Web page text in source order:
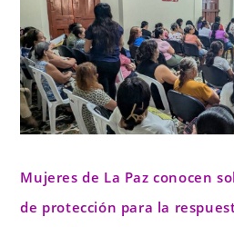
Mujeres de La Paz conocen
de protección para la